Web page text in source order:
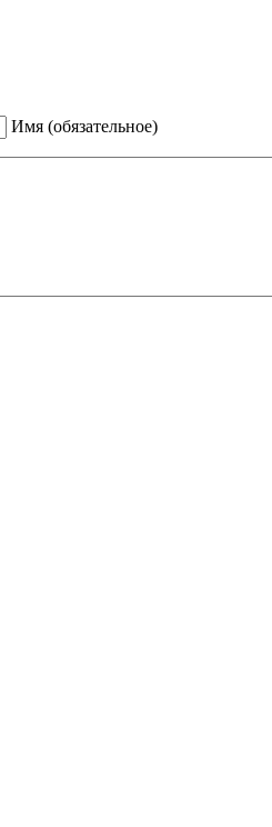
Имя (обязательное)